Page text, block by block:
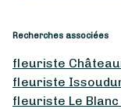
Recherches associées
fleuriste
fleuriste
fleuriste Le Blanc